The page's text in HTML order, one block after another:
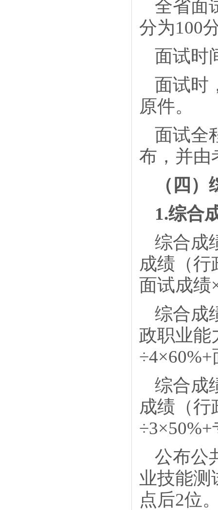
全省面
分为100
面试时
面试时
原件。
面试全
布，并由
（四
1.综合
综合成
成绩（行
面试成绩
综合成
政职业能
综合成
成绩（行
公布公
业技能测
点后2位